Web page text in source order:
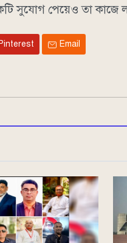
সুযোগ পেয়েও তা কাজে
Pinterest Email